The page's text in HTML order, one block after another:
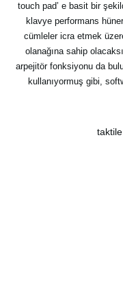
touch pad’ e basit bir
klavye performans
cümleler icra etmek
olanağına sahip
arpejitör fonksiyonu da
kullanıyormuş gibi,
taktile